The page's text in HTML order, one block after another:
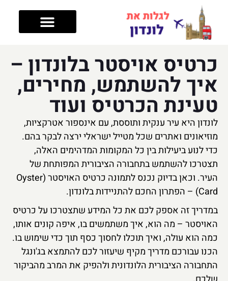
כרטיס אויסטר בלונדון –
איך להשתמש, מחירים,
טעינת הכרטיס ועוד
לונדון היא עיר ענקית ותוססת, עם אינספור אטרקציות,
מוזיאונים ואתרים שכל מטייל ישראלי ירצה לבקר בהם.
כדי לנוע ביעילות בין כל המקומות המדהימים האלה,
תצטרכו להשתמש בתחבורה הציבורית המפותחת של
העיר. וכאן בדיוק נכנס לתמונה כרטיס האויסטר (Oyster
Card) – הפתרון החכם להתניידות בלונדון.
במדריך זה אספק לכם את כל המידע שתצטרכו על כרטיס
האויסטר – מה הוא, איך משתמשים בו, איפה קונים אותו,
כמה הוא עולה, ואיך תוכלו לחסוך כסף תוך כדי שימוש בו.
הכנו עבורכם מדריך מקיף שיעזור לכם להתמצא בג'ונגל
התחבורה הציבורית הלונדונית ולהפיק את המרב מהביקור